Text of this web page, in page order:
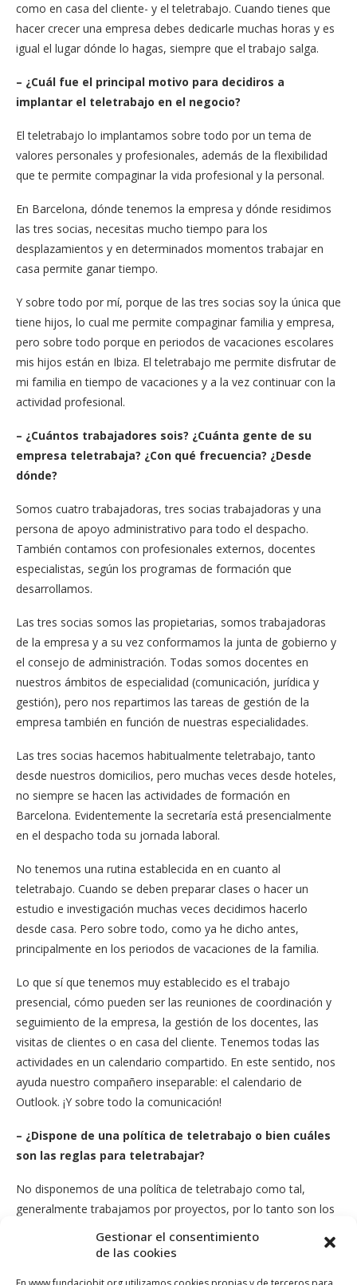
Gestionar el consentimiento
de las cookies
En www.fundaciobit.org utilizamos cookies propias y de terceros para
como en casa del cliente- y el teletrabajo. Cuando tienes que
hacer crecer una empresa debes dedicarle muchas horas y es
igual el lugar dónde lo hagas, siempre que el trabajo salga.
– ¿Cuál fue el principal motivo para decidiros a
implantar el teletrabajo en el negocio?
El teletrabajo lo implantamos sobre todo por un tema de
valores personales y profesionales, además de la flexibilidad
que te permite compaginar la vida profesional y la personal.
En Barcelona, dónde tenemos la empresa y dónde residimos
las tres socias, necesitas mucho tiempo para los
desplazamientos y en determinados momentos trabajar en
casa permite ganar tiempo.
Y sobre todo por mí, porque de las tres socias soy la única que
tiene hijos, lo cual me permite compaginar familia y empresa,
pero sobre todo porque en periodos de vacaciones escolares
mis hijos están en Ibiza. El teletrabajo me permite disfrutar de
mi familia en tiempo de vacaciones y a la vez continuar con la
actividad profesional.
– ¿Cuántos trabajadores sois? ¿Cuánta gente de su
empresa teletrabaja? ¿Con qué frecuencia? ¿Desde
dónde?
Somos cuatro trabajadoras, tres socias trabajadoras y una
persona de apoyo administrativo para todo el despacho.
También contamos con profesionales externos, docentes
especialistas, según los programas de formación que
desarrollamos.
Las tres socias somos las propietarias, somos trabajadoras
de la empresa y a su vez conformamos la junta de gobierno y
el consejo de administración. Todas somos docentes en
nuestros ámbitos de especialidad (comunicación, jurídica y
gestión), pero nos repartimos las tareas de gestión de la
empresa también en función de nuestras especialidades.
Las tres socias hacemos habitualmente teletrabajo, tanto
desde nuestros domicilios, pero muchas veces desde hoteles,
no siempre se hacen las actividades de formación en
Barcelona. Evidentemente la secretaría está presencialmente
en el despacho toda su jornada laboral.
No tenemos una rutina establecida en en cuanto al
teletrabajo. Cuando se deben preparar clases o hacer un
estudio e investigación muchas veces decidimos hacerlo
desde casa. Pero sobre todo, como ya he dicho antes,
principalmente en los periodos de vacaciones de la familia.
Lo que sí que tenemos muy establecido es el trabajo
presencial, cómo pueden ser las reuniones de coordinación y
seguimiento de la empresa, la gestión de los docentes, las
visitas de clientes o en casa del cliente. Tenemos todas las
actividades en un calendario compartido. En este sentido, nos
ayuda nuestro compañero inseparable: el calendario de
Outlook. ¡Y sobre todo la comunicación!
– ¿Dispone de una política de teletrabajo o bien cuáles
son las reglas para teletrabajar?
No disponemos de una política de teletrabajo como tal,
generalmente trabajamos por proyectos, por lo tanto son los
proyectos con sus plazos que configuran las reglas. Y sobre
todo porque las tres socias tenemos mucha confianza entre